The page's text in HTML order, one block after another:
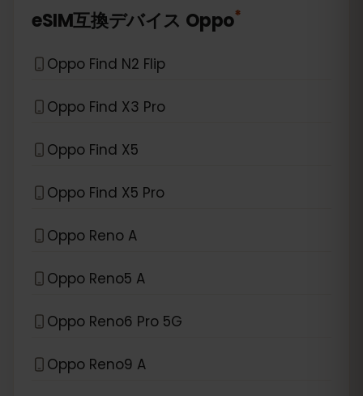
eSIM互換デバイス Oppo*
Oppo Find N2 Flip
Oppo Find X3 Pro
Oppo Find X5
Oppo Find X5 Pro
Oppo Reno A
Oppo Reno5 A
Oppo Reno6 Pro 5G
Oppo Reno9 A